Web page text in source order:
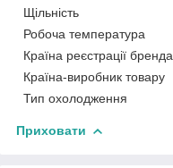
Щільність
Робоча температура
Країна реєстрації бренда
Країна-виробник товару
Тип охолодження
Приховати